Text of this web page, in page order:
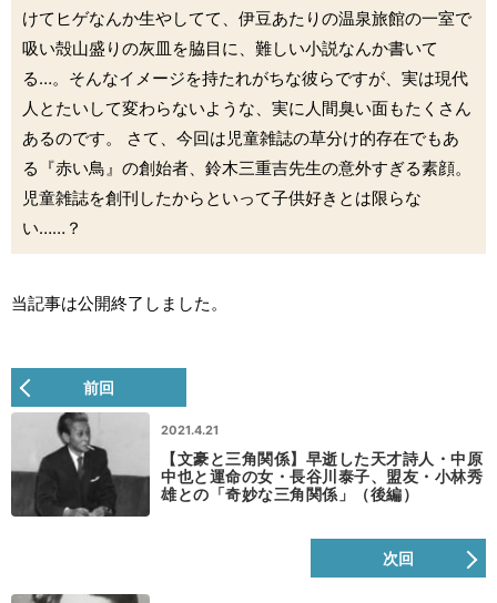
けてヒゲなんか生やしてて、伊豆あたりの温泉旅館の一室で
吸い殻山盛りの灰皿を脇目に、難しい小説なんか書いて
る…。そんなイメージを持たれがちな彼らですが、実は現代
人とたいして変わらないような、実に人間臭い面もたくさん
あるのです。 さて、今回は児童雑誌の草分け的存在でもあ
る『赤い鳥』の創始者、鈴木三重吉先生の意外すぎる素顔。
児童雑誌を創刊したからといって子供好きとは限らな
い……？
当記事は公開終了しました。
前回
2021.4.21
【文豪と三角関係】早逝した天才詩人・中原
中也と運命の女・長谷川泰子、盟友・小林秀
雄との「奇妙な三角関係」（後編）
次回